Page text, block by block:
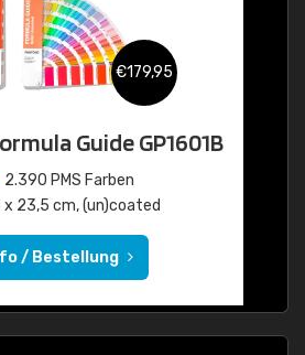
€179,95
Guide GP1601B
2.390 PMS Farben
x 23,5 cm, (un)coated
/ Bestellung